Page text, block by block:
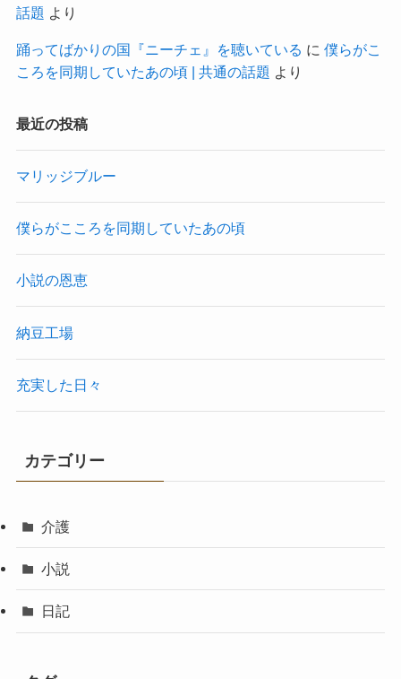
話題 より
踊ってばかりの国『ニーチェ』を聴いている に 僕らがこ
ころを同期していたあの頃 | 共通の話題 より
最近の投稿
マリッジブルー
僕らがこころを同期していたあの頃
小説の恩恵
納豆工場
充実した日々
カテゴリー
介護
小説
日記